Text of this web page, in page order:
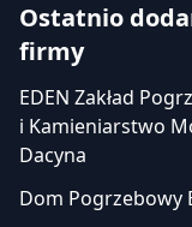
Ostatnio
firmy
EDEN Zakład
i Kamieniarstwo
Dacyna
Dom Pogrzebowy